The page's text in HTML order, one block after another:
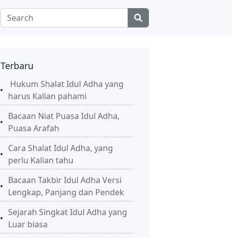
Terbaru
Hukum Shalat Idul Adha yang
harus Kalian pahami
Bacaan Niat Puasa Idul Adha,
Puasa Arafah
Cara Shalat Idul Adha, yang
perlu Kalian tahu
Bacaan Takbir Idul Adha Versi
Lengkap, Panjang dan Pendek
Sejarah Singkat Idul Adha yang
Luar biasa